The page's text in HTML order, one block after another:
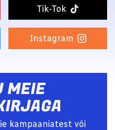
Tik-Tok
Instagram
MEIE
kampaaniatest või